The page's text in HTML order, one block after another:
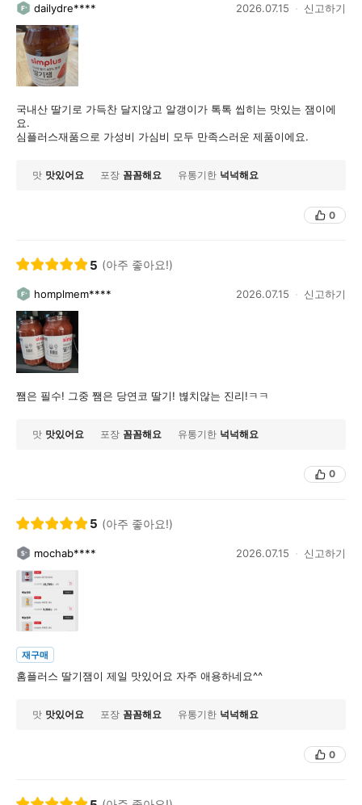
dailydre**** 2026.07.15 신고하기
국내산 딸기로 가득찬 달지않고 알갱이가 톡톡 씹히는 맛있는 잼이에
요.
심플러스재품으로 가성비 가심비 모두 만족스러운 제품이에요.
맛 맛있어요 포장 꼼꼼해요 유통기한 넉넉해요
0
5 (아주 좋아요!)
homplmem**** 2026.07.15 신고하기
쨈은 필수! 그중 쨈은 당연코 딸기! 볂치않는 진리!ㅋㅋ
맛 맛있어요 포장 꼼꼼해요 유통기한 넉넉해요
0
5 (아주 좋아요!)
mochab**** 2026.07.15 신고하기
재구매
홈플러스 딸기잼이 제일 맛있어요 자주 애용하네요^^
맛 맛있어요 포장 꼼꼼해요 유통기한 넉넉해요
0